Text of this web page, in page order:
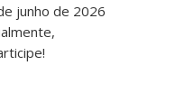
junho de 2026